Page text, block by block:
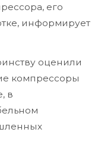
его
информирует
оценили
компрессоры
в